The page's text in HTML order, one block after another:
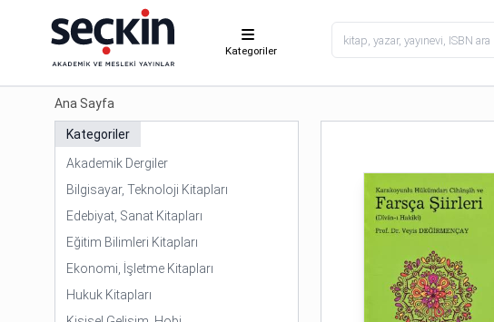
Kategoriler
Ana Sayfa
Kategoriler
Akademik Dergiler
Bilgisayar, Teknoloji Kitapları
Edebiyat, Sanat Kitapları
Eğitim Bilimleri Kitapları
Ekonomi, İşletme Kitapları
Hukuk Kitapları